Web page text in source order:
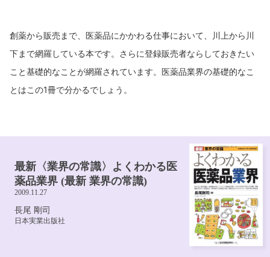
創薬から販売まで、医薬品にかかわる仕事において、川上から川
下まで網羅している本です。さらに登録販売者ならしておきたい
こと基礎的なことが網羅されています。医薬品業界の基礎的なこ
とはこの1冊で分かるでしょう。